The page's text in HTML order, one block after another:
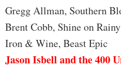
Gregg Allman, Southern
Brent Cobb, Shine on
Iron & Wine, Beast Epic
Jason Isbell and the 400